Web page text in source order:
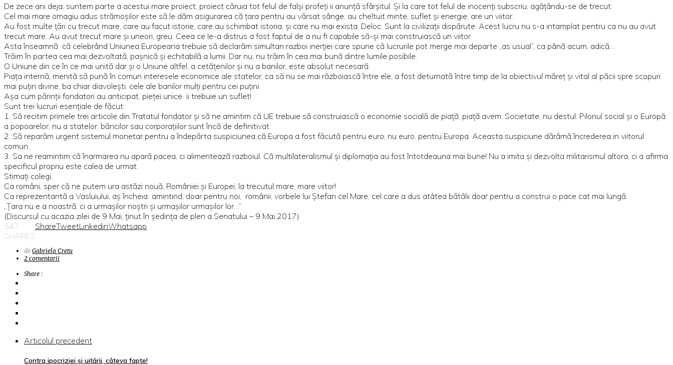
De zece ani deja, suntem parte a acestui mare proiect, proiect căruia tot felul de falși profeți ii anunță sfârșitul. Și la care tot felul de inocenți subscriu, agățându-se de trecut.
Cel mai mare omagiu adus strămoșilor este să le dăm asigurarea că țara pentru au vărsat sânge, au cheltuit minte, suflet și energie, are un viitor.
Au fost multe țări cu trecut mare, care au facut istorie, care au schimbat istoria, și care nu mai exista. Deloc. Sunt la civilizații dispărute. Acest lucru nu s-a intamplat pentru ca nu au avut
trecut mare. Au avut trecut mare și uneori, greu. Ceea ce le-a distrus a fost faptul de a nu fi capabile să-și mai construiască un viitor.
Asta înseamnă că celebrând Uniunea Europeana trebuie să declarăm simultan razboi inerției care spune că lucrurile pot merge mai departe „as usual”, ca până acum, adică…
Trăim în partea cea mai dezvoltată, pașnică și echitabilă a lumii. Dar nu, nu trăim în cea mai bună dintre lumile posibile.
O Uniune din ce în ce mai unită dar și o Uniune altfel, a cetățenilor și nu a banilor, este absolut necesară.
Piața internă, menită să pună în comun interesele economice ale statelor, ca să nu se mai războiască între ele, a fost deturnată între timp de la obiectivul măreț și vital al păcii spre scopuri
mai puțin divine, ba chiar diavolești, cele ale banilor mulți pentru cei puțini.
Așa cum părinții fondatori au anticipat, pieței unice ii trebuie un suflet!
Sunt trei lucruri esențiale de făcut:
1. Să recitim primele trei articole din Tratatul fondator și să ne amintim că UE trebuie să construiască o economie socială de piață; piață avem. Societate, nu destul. Pilonul social și o Europă
a popoarelor, nu a statelor, băncilor sau corporațiilor sunt încă de definitivat.
2. Să reparăm urgent sistemul monetar pentru a îndepărta suspiciunea că Europa a fost făcută pentru euro, nu euro, pentru Europa. Aceasta suspiciune dărâmă încrederea in viitorul
comun.
3. Sa ne reamintim că înarmarea nu apară pacea, ci alimentează razboiul. Că multilateralismul și diplomația au fost întotdeauna mai bune! Nu a imita și dezvolta militarismul altora, ci a afirma
specificul propriu este calea de urmat.
Stimați colegi,
Ca români, sper că ne putem ura astăzi nouă, României și Europei, la trecutul mare, mare viitor!
Ca reprezentantă a Vasluiului, aș încheia amintind, doar pentru noi, românii, vorbele lui Ștefan cel Mare, cel care a dus atâtea bătălii doar pentru a construi o pace cat mai lungă.
„Țara nu e a noastră, ci a urmașilor noștri și urmașilor urmașilor lor…”
(Discursul cu acazia zilei de 9 Mai, ținut în ședința de plen a Senatului – 9 Mai 2017)
547
SHARES
ShareTweetLinkedinWhatsapp
de Gabriela Cretu
2 comentarii
Share :
Articolul precedent
Contra ipocriziei și uitării, câteva fapte!